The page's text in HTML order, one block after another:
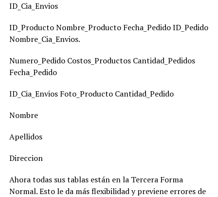
ID_Cia_Envios
ID_Producto Nombre_Producto Fecha_Pedido ID_Pedido
Nombre_Cia_Envios.
Numero_Pedido Costos_Productos Cantidad_Pedidos
Fecha_Pedido
ID_Cia_Envios Foto_Producto Cantidad_Pedido
Nombre
Apellidos
Direccion
Ahora todas sus tablas están en la Tercera Forma
Normal. Esto le da más flexibilidad y previene errores de